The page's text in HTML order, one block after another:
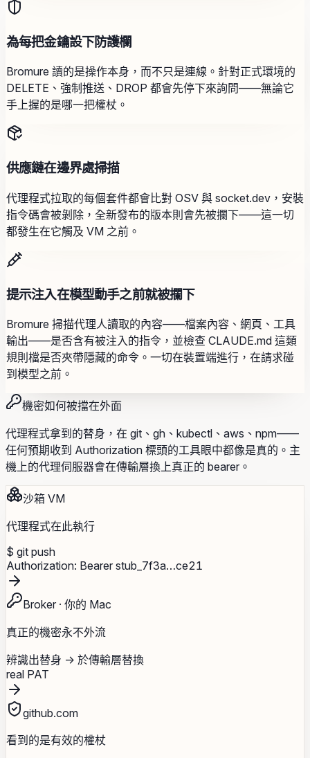
為每把金鑰設下防護欄
Bromure 讀的是操作本身，而不只是連線。針對正式環境的
DELETE、強制推送、DROP 都會先停下來詢問——無論它
手上握的是哪一把權杖。
供應鏈在邊界處掃描
代理程式拉取的每個套件都會比對 OSV 與 socket.dev，安裝
指令碼會被剝除，全新發布的版本則會先被攔下——這一切
都發生在它觸及 VM 之前。
提示注入在模型動手之前就被攔下
Bromure 掃描代理人讀取的內容——檔案內容、網頁、工具
輸出——是否含有被注入的指令，並檢查 CLAUDE.md 這類
規則檔是否夾帶隱藏的命令。一切在裝置端進行，在請求碰
到模型之前。
機密如何被擋在外面
代理程式拿到的替身，在 git、gh、kubectl、aws、npm——
任何預期收到 Authorization 標頭的工具眼中都像是真的。主
機上的代理伺服器會在傳輸層換上真正的 bearer。
沙箱 VM
代理程式在此執行
$ git push
Authorization: Bearer stub_7f3a…ce21
Broker · 你的 Mac
真正的機密永不外流
辨識出替身 → 於傳輸層替換
real PAT
github.com
看到的是有效的權杖